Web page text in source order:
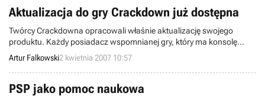
Aktualizacja do gry Crackdown już dostępna
Twórcy Crackdowna opracowali właśnie aktualizację swojego
produktu. Każdy posiadacz wspomnianej gry, który ma konsolę
podłączoną do Internetu, może automatycznie pobrać poprawkę.
Artur Falkowski2 kwietnia 2007 10:57
PSP jako pomoc naukowa